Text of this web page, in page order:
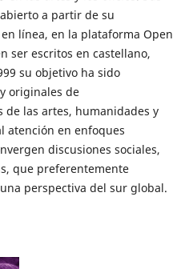
a partir de su
línea, en la plataforma Open
ser escritos en castellano,
su objetivo ha sido
originales de
de las artes, humanidades y
atención en enfoques
discusiones sociales,
que preferentemente
perspectiva del sur global.